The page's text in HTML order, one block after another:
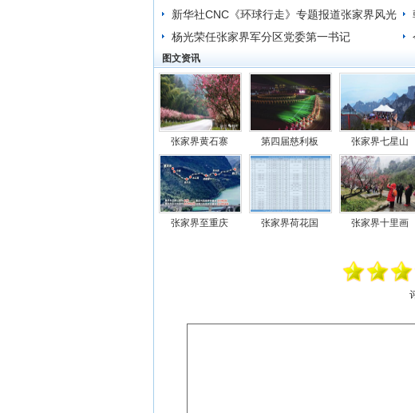
班
新华社CNC《环球行走》专题报道张家界风光
杨光荣任张家界军分区党委第一书记
图文资讯
张家界黄石寨 第四届慈利板 张家界七星山
张家界至重庆 张家界荷花国 张家界十里画